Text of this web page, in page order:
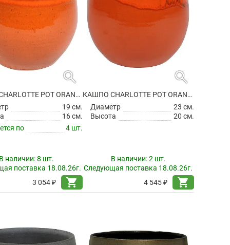
search
КАШПО CHARLOTTE POT ORANGE
19 см.
16 см.
по
4 шт.
наличии:8 шт.
поставка 18.08.26г.
3 054 ₽
shopping_cart
search
КАШПО CHARLOTTE POT ORANGE
Диаметр
23 см.
Высота
20 см.
В наличии:2 шт.
Следующая поставка 18.08.26г.
4 545 ₽
shopping_cart